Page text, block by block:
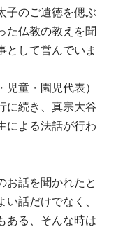
子のご遺徳を偲ぶ
た仏教の教えを聞
として営んでいま
童・園児代表）
に続き、真宗大谷
による法話が行わ
お話を聞かれたと
話だけでなく、
ある、そんな時は